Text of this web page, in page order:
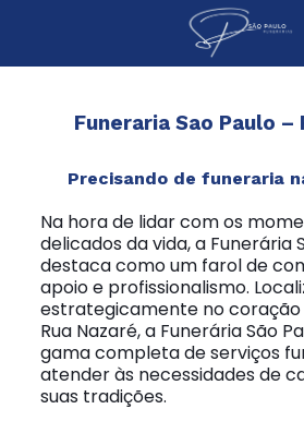
Funeraria Sao Paulo –
Precisando de funeraria
Na hora de lidar com os
delicados da vida, a Funerária
destaca como um farol de
apoio e profissionalismo.
estrategicamente no coração
Rua Nazaré, a Funerária São
gama completa de serviços
atender às necessidades de
suas tradições.